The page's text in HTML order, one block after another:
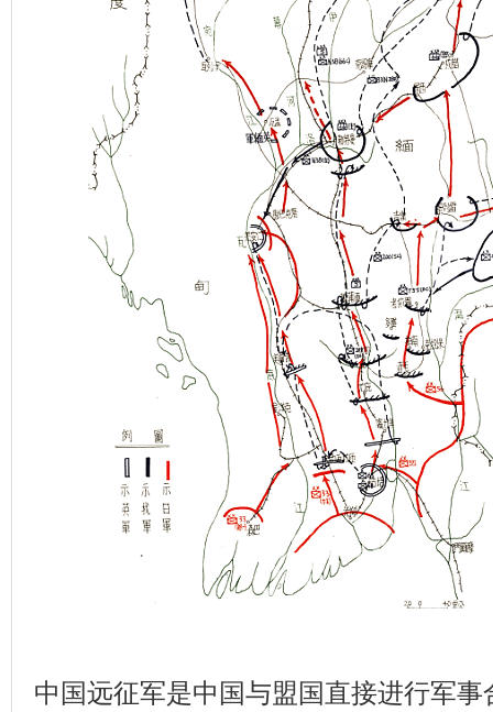
中国远征军是中国与盟国直接进行军